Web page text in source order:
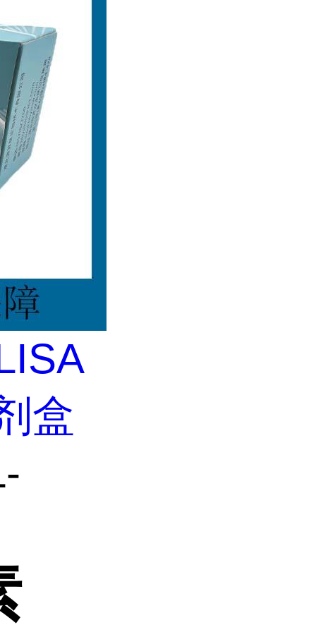
盒